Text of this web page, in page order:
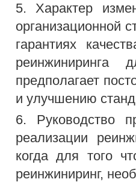
5. Характер
организационной
гарантиях
реинжиниринга
предполагает
и улучшению
6. Руководство
реализации
когда для того
реинжиниринг,